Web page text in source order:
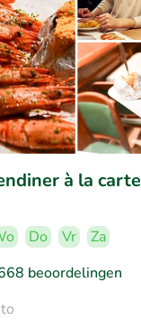
à la
Do Vr
Za
beoordelingen